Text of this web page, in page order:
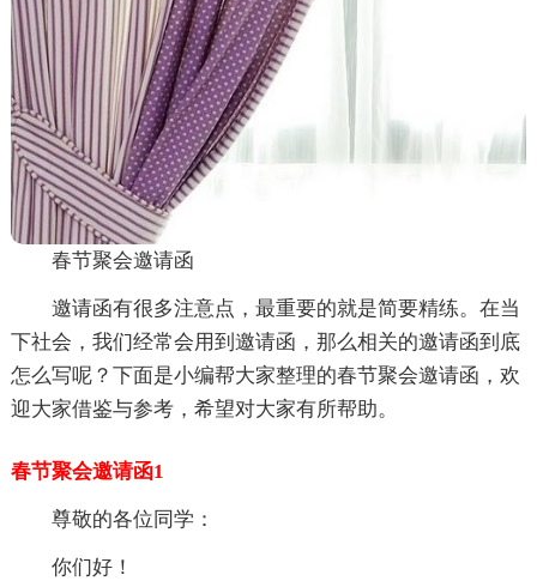
春节聚会邀请函
邀请函有很多注意点，最重要的就是简要精练。在当
下社会，我们经常会用到邀请函，那么相关的邀请函到底
怎么写呢？下面是小编帮大家整理的春节聚会邀请函，欢
迎大家借鉴与参考，希望对大家有所帮助。
春节聚会邀请函1
尊敬的各位同学：
你们好！